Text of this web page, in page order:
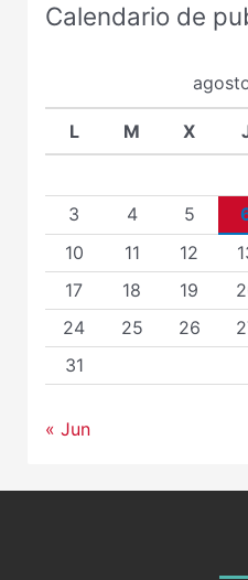
Calendario de
L M X
3
4 5
10
11 12
17
18 19
24
25 26
31
« Jun